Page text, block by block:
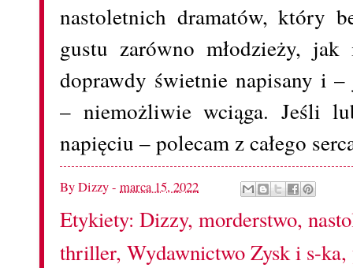
nastoletnich dramatów, który
gustu zarówno młodzieży,
doprawdy świetnie napisany i –
– niemożliwie wciąga. Jeśli
napięciu – polecam z całego
ByDizzy- marca 15, 2022
Etykiety: Dizzy, morderstwo,
thriller, Wydawnictwo Zysk i s-ka,